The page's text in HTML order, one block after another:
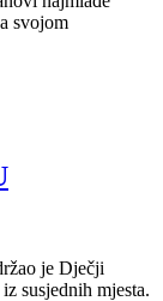
svojom
je Dječji
susjednih mjesta.